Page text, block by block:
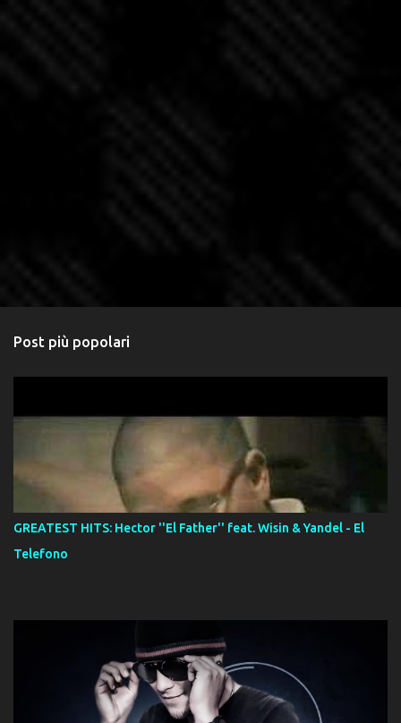
Post più popolari
GREATEST HITS: Hector ''El Father'' feat. Wisin & Yandel - El
Telefono